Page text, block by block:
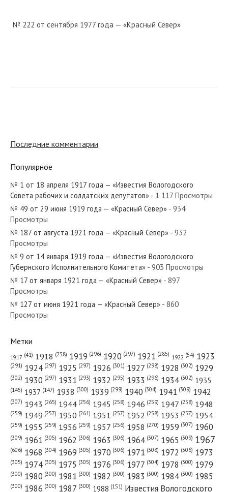
№ 222 от сентября 1977 года — «Красный Север»
№ 132 от июня 1931 года — «Красный Север»
№ 21 от января 1967 года — «Красный Север»
№ 220 от сентября 1934 года — «Красный Север»
№ 249 от декабря 1954 года — «Красный Север»
№ 227 от октября 1980 года — «Красный Север»
Последние комментарии
Популярное
№ 1 от 18 апреля 1917 года — «Известия Вологодского
Совета рабочих и солдатских депутатов» - 1 117 Просмотры
№ 49 от 29 июня 1919 года — «Красный Север» - 934
Просмотры
№ 187 от августа 1921 года — «Красный Север» - 932
Просмотры
№ 9 от 14 января 1919 года — «Известия Вологодского
Губернского Исполнительного Комитета» - 903 Просмотры
№ 17 от января 1921 года — «Красный Север» - 897
Просмотры
№ 127 от июня 1921 года — «Красный Север» - 860
Просмотры
Метки
1917 (41) 1918 (238) 1919 (296) 1920 (297) 1921 (285) 1922 (54) 1923
(291) 1924 (297) 1925 (297) 1926 (301) 1927 (298) 1928 (302) 1929
(302) 1930 (297) 1931 (293) 1932 (295) 1933 (296) 1934 (302) 1935
(145) 1937 (147) 1938 (300) 1939 (299) 1940 (304) 1941 (309) 1942
(307) 1943 (265) 1944 (256) 1945 (258) 1946 (259) 1947 (258) 1948
(259) 1949 (257) 1950 (261) 1951 (257) 1952 (258) 1953 (257) 1954
(259) 1955 (259) 1956 (259) 1957 (256) 1958 (270) 1959 (307) 1960
(309) 1961 (305) 1962 (306) 1963 (306) 1964 (307) 1965 (309) 1967
(606) 1968 (304) 1969 (305) 1970 (306) 1971 (308) 1972 (306) 1973
(305) 1974 (305) 1975 (305) 1976 (306) 1977 (304) 1978 (300) 1979
(300) 1980 (300) 1981 (300) 1982 (300) 1983 (300) 1984 (300) 1985
(300) 1986 (300) 1987 (300) 1988 (151) Известия Вологодского